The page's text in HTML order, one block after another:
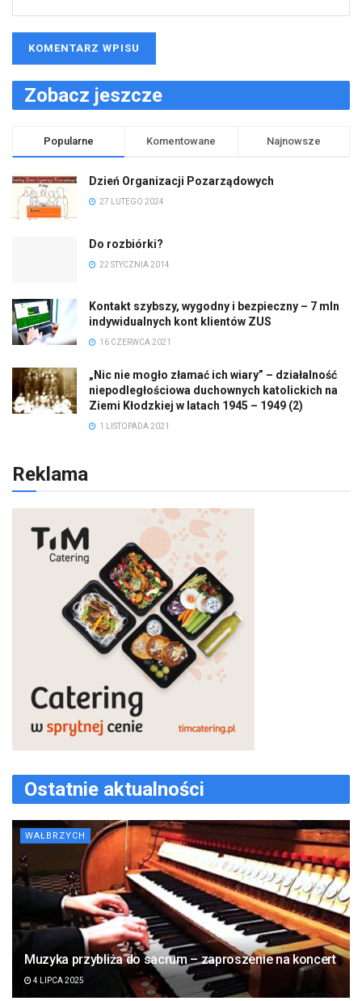
Zobacz jeszcze
Popularne Komentowane Najnowsze
Dzień Organizacji Pozarządowych
27 LUTEGO 2024
Do rozbiórki?
22 STYCZNIA 2014
Kontakt szybszy, wygodny i bezpieczny – 7 mln
indywidualnych kont klientów ZUS
16 CZERWCA 2021
„Nic nie mogło złamać ich wiary” – działalność
niepodległościowa duchownych katolickich na
Ziemi Kłodzkiej w latach 1945 – 1949 (2)
1 LISTOPADA 2021
Reklama
Ostatnie aktualności
WAŁBRZYCH
Muzyka przybliża do sacrum – zaproszenie na koncert
4 LIPCA 2025